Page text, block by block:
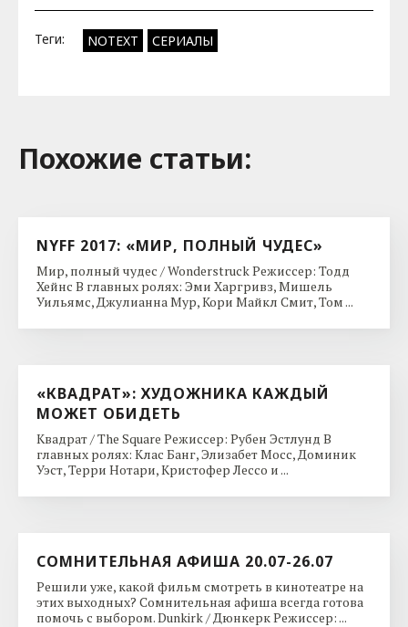
Теги: NOTEXT СЕРИАЛЫ
Похожие cтатьи:
NYFF 2017: «МИР, ПОЛНЫЙ ЧУДЕС»
Мир, полный чудес / Wonderstruck Режиссер: Тодд
Хейнс В главных ролях: Эми Харгривз, Мишель
Уильямс, Джулианна Мур, Кори Майкл Смит, Том ...
«КВАДРАТ»: ХУДОЖНИКА КАЖДЫЙ
МОЖЕТ ОБИДЕТЬ
Квадрат / The Square Режиссер: Рубен Эстлунд В
главных ролях: Клас Банг, Элизабет Мосс, Доминик
Уэст, Терри Нотари, Кристофер Лессо и ...
СОМНИТЕЛЬНАЯ АФИША 20.07-26.07
Решили уже, какой фильм смотреть в кинотеатре на
этих выходных? Сомнительная афиша всегда готова
помочь с выбором. Dunkirk / Дюнкерк Режиссер: ...